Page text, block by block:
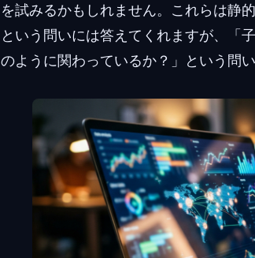
を試みるかもしれません。これらは静
という問いには答えてくれますが、「
のように関わっているか？」という問